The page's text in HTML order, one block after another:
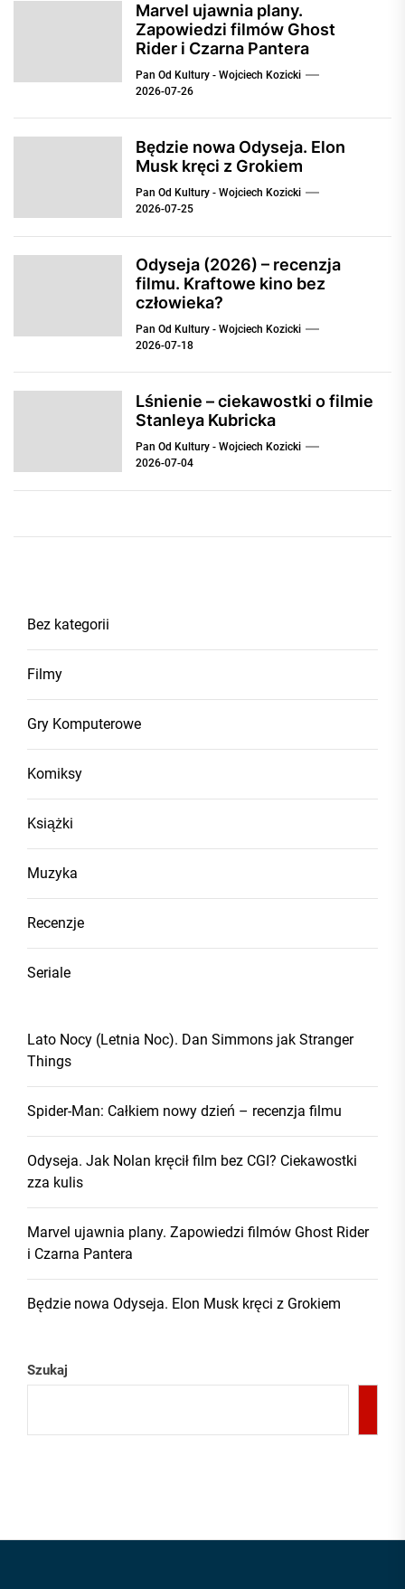
Marvel ujawnia plany.
Zapowiedzi filmów Ghost
Rider i Czarna Pantera
Pan Od Kultury - Wojciech Kozicki
2026-07-26
Będzie nowa Odyseja. Elon
Musk kręci z Grokiem
Pan Od Kultury - Wojciech Kozicki
2026-07-25
Odyseja (2026) – recenzja
filmu. Kraftowe kino bez
człowieka?
Pan Od Kultury - Wojciech Kozicki
2026-07-18
Lśnienie – ciekawostki o filmie
Stanleya Kubricka
Pan Od Kultury - Wojciech Kozicki
2026-07-04
Bez kategorii
Filmy
Gry Komputerowe
Komiksy
Książki
Muzyka
Recenzje
Seriale
Lato Nocy (Letnia Noc). Dan Simmons jak Stranger
Things
Spider-Man: Całkiem nowy dzień – recenzja filmu
Odyseja. Jak Nolan kręcił film bez CGI? Ciekawostki
zza kulis
Marvel ujawnia plany. Zapowiedzi filmów Ghost Rider
i Czarna Pantera
Będzie nowa Odyseja. Elon Musk kręci z Grokiem
Szukaj